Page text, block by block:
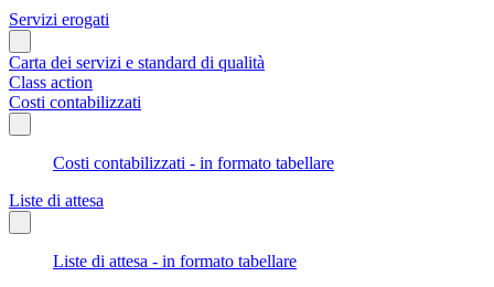
Servizi erogati
Carta dei servizi e standard di qualità
Class action
Costi contabilizzati
Costi contabilizzati - in formato tabellare
Liste di attesa
Liste di attesa - in formato tabellare